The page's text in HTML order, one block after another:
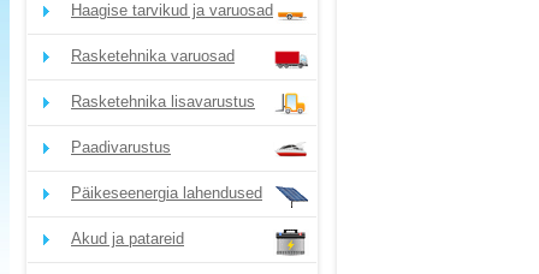
Haagise tarvikud ja varuosad
Rasketehnika varuosad
Rasketehnika lisavarustus
Paadivarustus
Päikeseenergia lahendused
Akud ja patareid